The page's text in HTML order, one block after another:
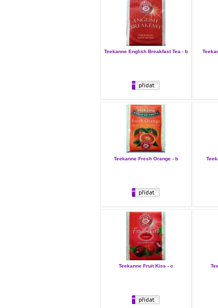
Teekanne English Breakfast Tea - b
Teekanne Fresh Orange - b
Teekanne Fruit Kiss - c